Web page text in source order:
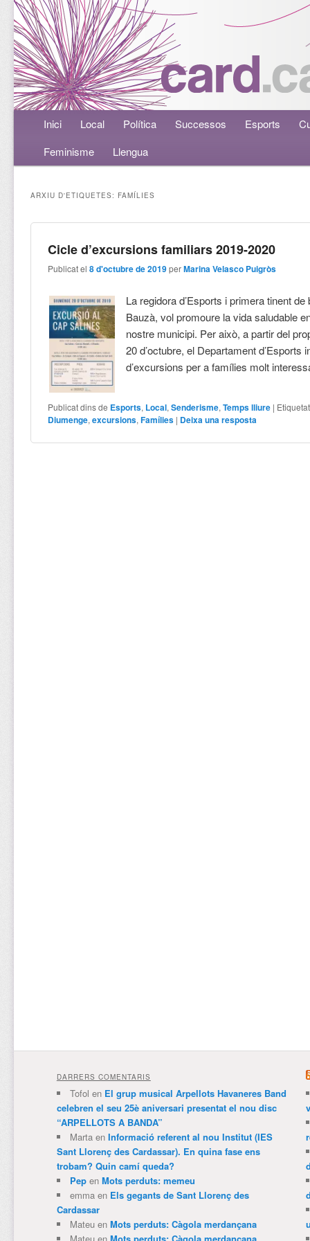
Menú principalAneu al contingut principal
Aneu al contingut secundari
Inici Local Política Successos Esports
Feminisme
Llengua
ARXIU D'ETIQUETES: FAMÍLIES
Cicle d’excursions familiars 2019-2020
Publicat el8 d'octubre de 2019 perMarina Velasco Puigròs
La regidora d’Esports i primera tinent de
Bauzà, vol promoure la vida saludable
nostre municipi. Per això, a partir del
20 d’octubre, el Departament d’Esports
d’excursions per a famílies molt
Publicat dins de Esports, Local,Senderisme,Temps lliure |
Diumenge,excursions,Famílies | Deixa una resposta
DARRERS COMENTARIS
Tofol en El grup musical Arpellots Havaneres Band
celebren el seu 25è aniversari presentat el nou disc
“ARPELLOTS A BANDA”
Martaen Informació referent al nou Institut (IES
Sant Llorenç des Cardassar). En quina fase ens
trobam? Quin camí queda?
Pepen Mots perduts: memeu
emmaen Els gegants de Sant Llorenç des
Cardassar
Mateuen Mots perduts: Càgola merdançana